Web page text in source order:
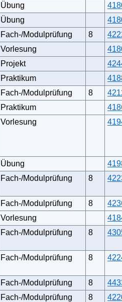
Übung
Übung
Fach-/Modulprüfung
8
Vorlesung
Projekt
Praktikum
Fach-/Modulprüfung 8
Praktikum
Vorlesung
Übung
Fach-/Modulprüfung 8
Fach-/Modulprüfung 8
Vorlesung
Fach-/Modulprüfung 8
Fach-/Modulprüfung 8
Fach-/Modulprüfung 8
Fach-/Modulprüfung
8